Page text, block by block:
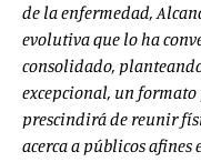
de la enfermedad,
evolutiva que lo ha
consolidado,
excepcional, un
prescindirá de reunir
acerca a públicos